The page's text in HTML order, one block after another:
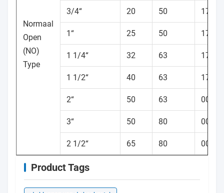
Normaal
Open
(NO)
Type
3/4“ 20 50
1“ 25 50
1 1/4“ 32 63
1 1/2“ 40 63
2“ 50 63
3“ 50 80
2 1/2“ 65 80
Product Tags